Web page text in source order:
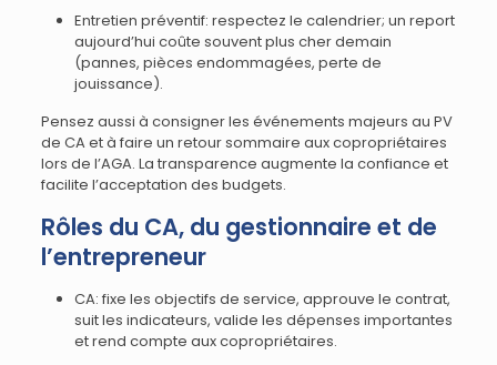
Entretien préventif: respectez le calendrier; un report
aujourd’hui coûte souvent plus cher demain
(pannes, pièces endommagées, perte de
jouissance).
Pensez aussi à consigner les événements majeurs au PV
de CA et à faire un retour sommaire aux copropriétaires
lors de l’AGA. La transparence augmente la confiance et
facilite l’acceptation des budgets.
Rôles du CA, du gestionnaire et de
l’entrepreneur
CA: fixe les objectifs de service, approuve le contrat,
suit les indicateurs, valide les dépenses importantes
et rend compte aux copropriétaires.